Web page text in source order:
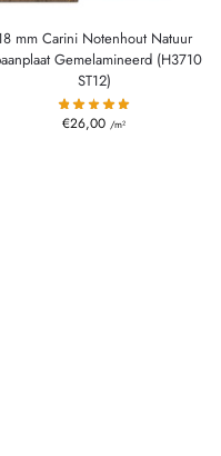
mm Carini Notenhout Natuur
Gemelamineerd (H3710
ST12)
€26,00 /m²